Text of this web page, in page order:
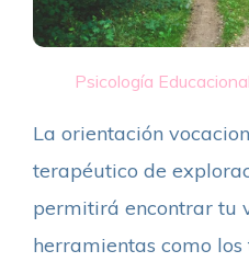
Psicología
La orientación
terapéutico de
permitirá encontrar tu
herramientas como los